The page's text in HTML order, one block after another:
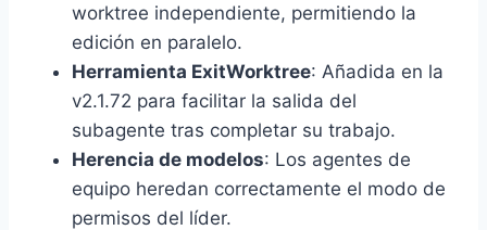
worktree independiente, permitiendo la
edición en paralelo.
Herramienta ExitWorktree: Añadida en la
v2.1.72 para facilitar la salida del
subagente tras completar su trabajo.
Herencia de modelos: Los agentes de
equipo heredan correctamente el modo de
permisos del líder.